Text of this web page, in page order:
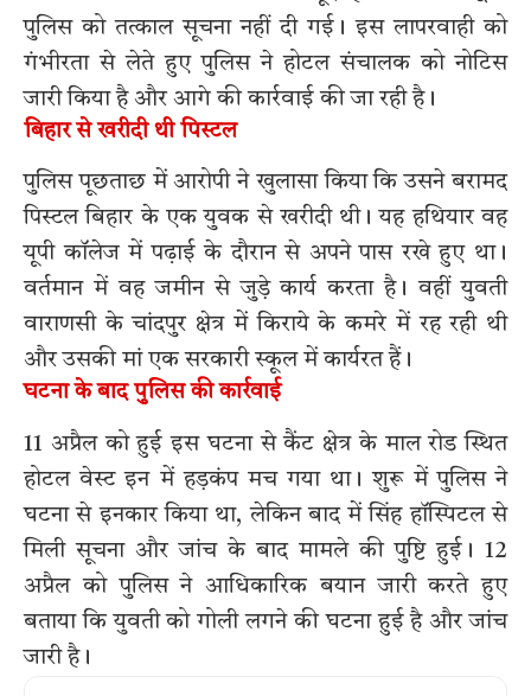
पुलिस को तत्काल सूचना नहीं दी गई। इस लापरवाही को
गंभीरता से लेते हुए पुलिस ने होटल संचालक को नोटिस
जारी किया है और आगे की कार्रवाई की जा रही है।
बिहार से खरीदी थी पिस्टल
पुलिस पूछताछ में आरोपी ने खुलासा किया कि उसने बरामद
पिस्टल बिहार के एक युवक से खरीदी थी। यह हथियार वह
यूपी कॉलेज में पढ़ाई के दौरान से अपने पास रखे हुए था।
वर्तमान में वह जमीन से जुड़े कार्य करता है। वहीं युवती
वाराणसी के चांदपुर क्षेत्र में किराये के कमरे में रह रही थी
और उसकी मां एक सरकारी स्कूल में कार्यरत हैं।
घटना के बाद पुलिस की कार्रवाई
11 अप्रैल को हुई इस घटना से कैंट क्षेत्र के माल रोड स्थित
होटल वेस्ट इन में हड़कंप मच गया था। शुरू में पुलिस ने
घटना से इनकार किया था, लेकिन बाद में सिंह हॉस्पिटल से
मिली सूचना और जांच के बाद मामले की पुष्टि हुई। 12
अप्रैल को पुलिस ने आधिकारिक बयान जारी करते हुए
बताया कि युवती को गोली लगने की घटना हुई है और जांच
जारी है।